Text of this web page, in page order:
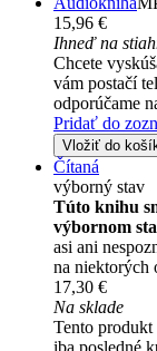
15,96 €
Ihneď na
Chcete
vám postačí
odporúčame
Pridať do
Vložiť do
Čítaná
výborný stav
Túto knihu
výbornom
asi ani
na niektorých
17,30 €
Na sklade
Tento produkt